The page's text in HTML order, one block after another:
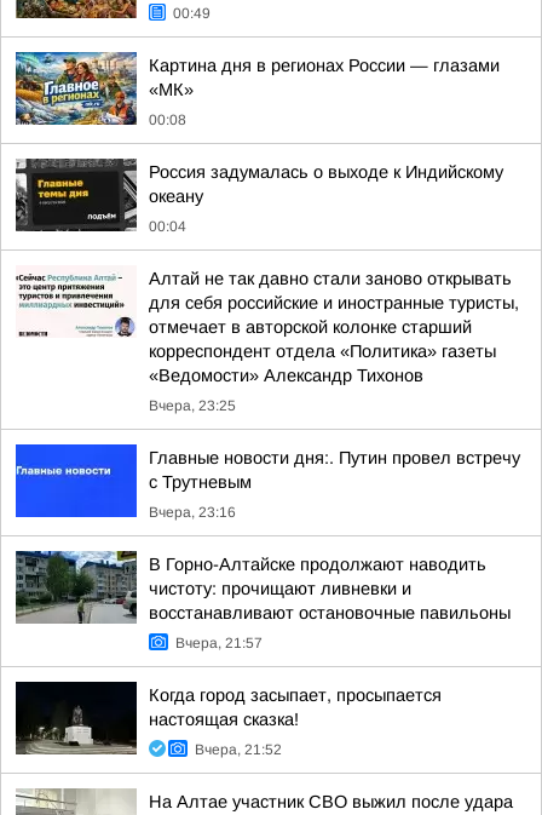
00:49
Картина дня в регионах России — глазами
«МК»
00:08
Россия задумалась о выходе к Индийскому
океану
00:04
Алтай не так давно стали заново открывать
для себя российские и иностранные туристы,
отмечает в авторской колонке старший
корреспондент отдела «Политика» газеты
«Ведомости» Александр Тихонов
Вчера, 23:25
Главные новости дня:. Путин провел встречу
с Трутневым
Вчера, 23:16
В Горно-Алтайске продолжают наводить
чистоту: прочищают ливневки и
восстанавливают остановочные павильоны
Вчера, 21:57
Когда город засыпает, просыпается
настоящая сказка!
Вчера, 21:52
На Алтае участник СВО выжил после удара